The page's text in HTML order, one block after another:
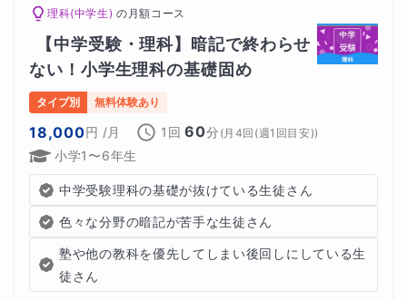
しかし、これがAさんの学力の伸びない1番の原因だって
のです。
初めにも書いた通り、Aさんの今の偏差値は45。演習問題
週や予習シリーズの問題はAさんには難しすぎたのです。
また、お母様は組み分けテストで偏差値を上げたい！と思
っていても、組み分けテストの問題を解けるレベルには、
程遠い状況でした。
それ以外にも志望校には過去5年間であまり出題されない
理科(中学生) の 月額コース
【中学受験・理科】暗記で終わらせ
ない！小学生理科の基礎固め
タイプ別 無料体験あり
18,000円 /月 1回 60分 (月4回(週1回目安))
小学1〜6年生
中学受験理科の基礎が抜けている生徒さん
色々な分野の暗記が苦手な生徒さん
塾や他の教科を優先してしまい後回しにしている生
徒さん